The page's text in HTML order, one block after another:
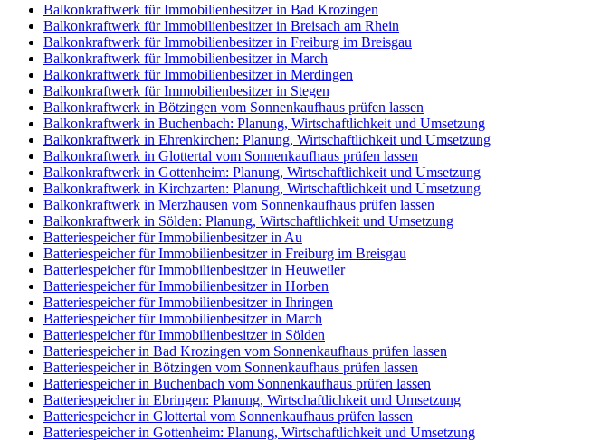
Balkonkraftwerk für Immobilienbesitzer in Bad Krozingen
Balkonkraftwerk für Immobilienbesitzer in Breisach am Rhein
Balkonkraftwerk für Immobilienbesitzer in Freiburg im Breisgau
Balkonkraftwerk für Immobilienbesitzer in March
Balkonkraftwerk für Immobilienbesitzer in Merdingen
Balkonkraftwerk für Immobilienbesitzer in Stegen
Balkonkraftwerk in Bötzingen vom Sonnenkaufhaus prüfen lassen
Balkonkraftwerk in Buchenbach: Planung, Wirtschaftlichkeit und Umsetzung
Balkonkraftwerk in Ehrenkirchen: Planung, Wirtschaftlichkeit und Umsetzung
Balkonkraftwerk in Glottertal vom Sonnenkaufhaus prüfen lassen
Balkonkraftwerk in Gottenheim: Planung, Wirtschaftlichkeit und Umsetzung
Balkonkraftwerk in Kirchzarten: Planung, Wirtschaftlichkeit und Umsetzung
Balkonkraftwerk in Merzhausen vom Sonnenkaufhaus prüfen lassen
Balkonkraftwerk in Sölden: Planung, Wirtschaftlichkeit und Umsetzung
Batteriespeicher für Immobilienbesitzer in Au
Batteriespeicher für Immobilienbesitzer in Freiburg im Breisgau
Batteriespeicher für Immobilienbesitzer in Heuweiler
Batteriespeicher für Immobilienbesitzer in Horben
Batteriespeicher für Immobilienbesitzer in Ihringen
Batteriespeicher für Immobilienbesitzer in March
Batteriespeicher für Immobilienbesitzer in Sölden
Batteriespeicher in Bad Krozingen vom Sonnenkaufhaus prüfen lassen
Batteriespeicher in Bötzingen vom Sonnenkaufhaus prüfen lassen
Batteriespeicher in Buchenbach vom Sonnenkaufhaus prüfen lassen
Batteriespeicher in Ebringen: Planung, Wirtschaftlichkeit und Umsetzung
Batteriespeicher in Glottertal vom Sonnenkaufhaus prüfen lassen
Batteriespeicher in Gottenheim: Planung, Wirtschaftlichkeit und Umsetzung